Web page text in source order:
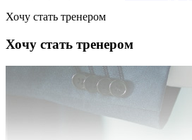
Хочу стать тренером
Хочу стать тренером